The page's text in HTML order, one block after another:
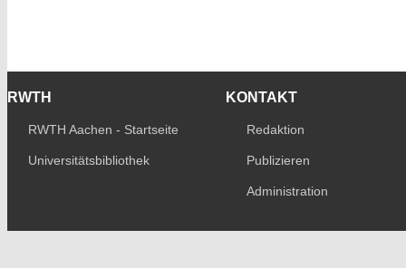
RWTH
RWTH Aachen - Startseite
Universitätsbibliothek
KONTAKT
Redaktion
Publizieren
Administration